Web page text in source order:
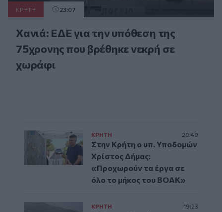
ΚΡΗΤΗ 23:07
Χανιά: ΕΔΕ για την υπόθεση της
75χρονης που βρέθηκε νεκρή σε
χωράφι
ΚΡΗΤΗ 20:49
Στην Κρήτη ο υπ. Υποδομών
Χρίστος Δήμας:
«Προχωρούν τα έργα σε
όλο το μήκος του ΒΟΑΚ»
ΚΡΗΤΗ 19:23